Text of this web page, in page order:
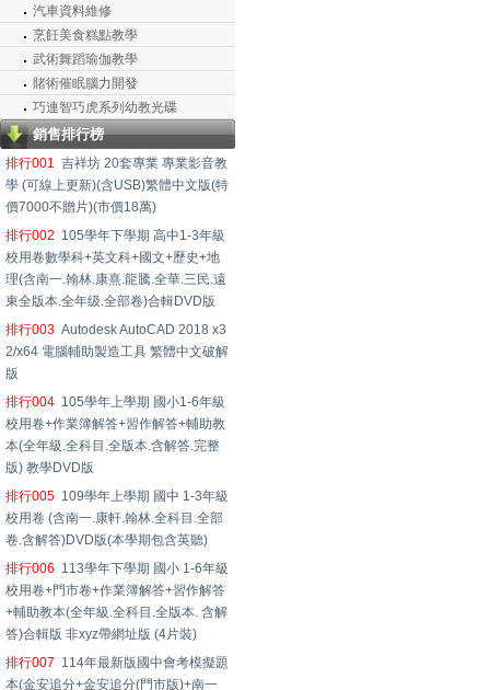
汽車資料維修
烹飪美食糕點教學
武術舞蹈瑜伽教學
賭術催眠腦力開發
巧連智巧虎系列幼教光碟
銷售排行榜
排行001 吉祥坊 20套專業 專業影音教
學 (可線上更新)(含USB)繁體中文版(特
價7000不贈片)(市價18萬)
排行002 105學年下學期 高中1-3年級
校用卷數學科+英文科+國文+歷史+地
理(含南一.翰林.康熹.龍騰.全華.三民.遠
東全版本.全年级.全部卷)合輯DVD版
排行003 Autodesk AutoCAD 2018 x3
2/x64 電腦輔助製造工具 繁體中文破解
版
排行004 105學年上學期 國小1-6年級
校用卷+作業簿解答+習作解答+輔助教
本(全年級.全科目.全版本.含解答.完整
版) 教學DVD版
排行005 109學年上學期 國中 1-3年級
校用卷 (含南一.康軒.翰林.全科目.全部
卷.含解答)DVD版(本學期包含英聽)
排行006 113學年下學期 國小 1-6年級
校用卷+門市卷+作業簿解答+習作解答
+輔助教本(全年級.全科目.全版本. 含解
答)合輯版 非xyz帶網址版 (4片裝)
排行007 114年最新版國中會考模擬題
本(金安追分+金安追分(門市版)+南一